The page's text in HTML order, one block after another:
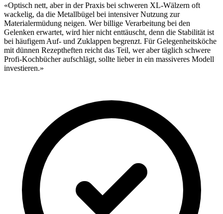
«Optisch nett, aber in der Praxis bei schweren XL-Wälzern oft
wackelig, da die Metallbügel bei intensiver Nutzung zur
Materialermüdung neigen. Wer billige Verarbeitung bei den
Gelenken erwartet, wird hier nicht enttäuscht, denn die Stabilität ist
bei häufigem Auf- und Zuklappen begrenzt. Für Gelegenheitsköche
mit dünnen Rezeptheften reicht das Teil, wer aber täglich schwere
Profi-Kochbücher aufschlägt, sollte lieber in ein massiveres Modell
investieren.»